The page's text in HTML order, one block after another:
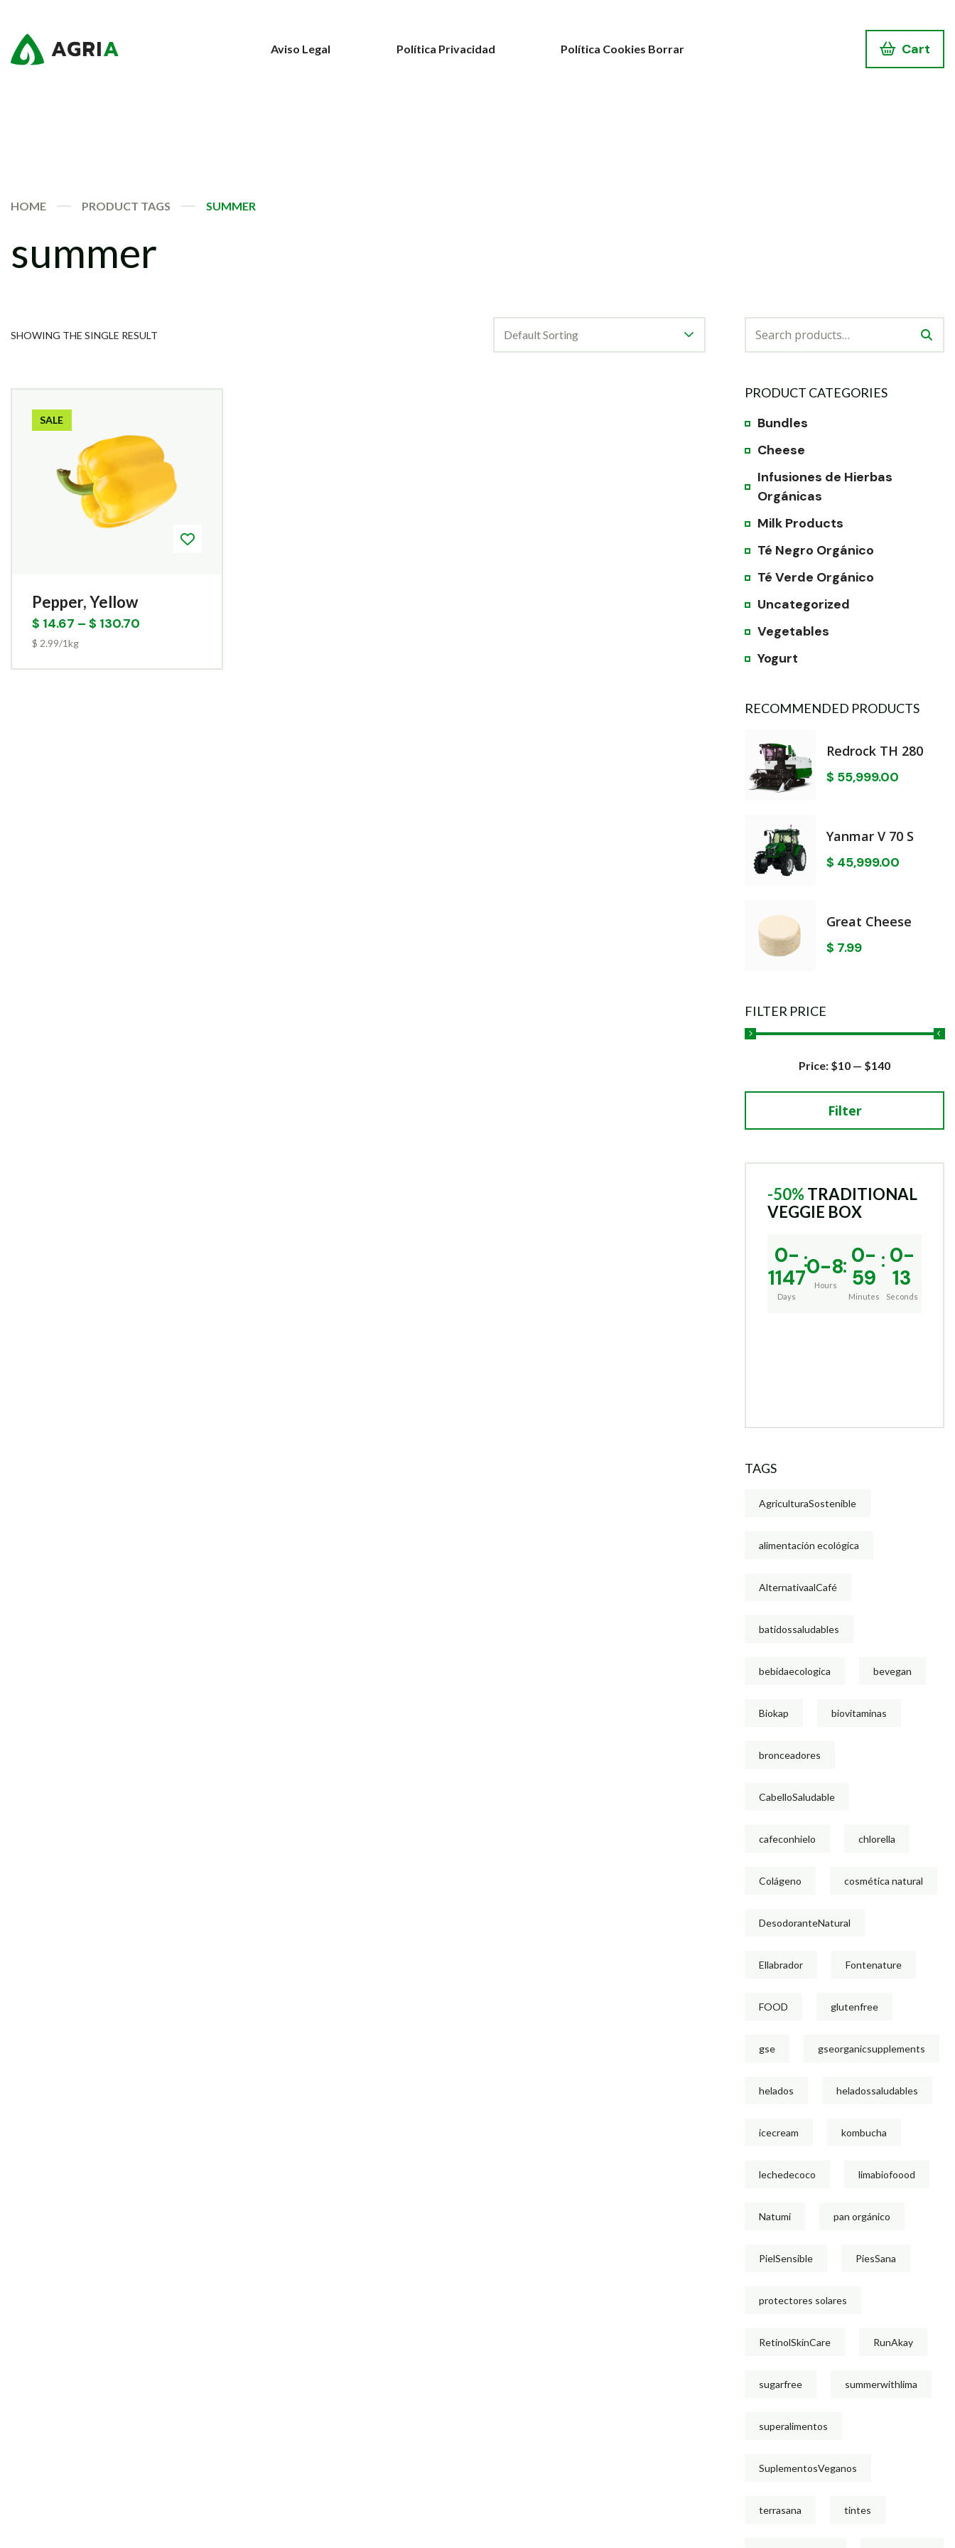
Aviso Legal Política Privacidad Política Cookies Borrar Cart
HOME PRODUCT TAGS SUMMER
summer
SHOWING THE SINGLE RESULT Default Sorting
SALE
Pepper, Yellow
$ 14.67 – $ 130.70
$ 2.99/1kg
PRODUCT CATEGORIES
Bundles
Cheese
Infusiones de Hierbas
Orgánicas
Milk Products
Té Negro Orgánico
Té Verde Orgánico
Uncategorized
Vegetables
Yogurt
RECOMMENDED PRODUCTS
Redrock TH 280
$ 55,999.00
Yanmar V 70 S
$ 45,999.00
Great Cheese
$ 7.99
FILTER PRICE
Filter
Price: $10 — $140
-50% TRADITIONAL
VEGGIE BOX
0-
1147
Days
0-8
Hours
0-
59
Minutes
0-
13
Seconds
TAGS
AgriculturaSostenible
alimentación ecológica
AlternativaalCafé
batidossaludables
bebidaecologica bevegan
Biokap biovitaminas
bronceadores
CabelloSaludable
cafeconhielo chlorella
Colágeno cosmética natural
DesodoranteNatural
Ellabrador Fontenature
FOOD glutenfree
gse gseorganicsupplements
helados heladossaludables
icecream kombucha
lechedecoco limabiofoood
Natumi pan orgánico
PielSensible PiesSana
protectores solares
RetinolSkinCare RunAkay
sugarfree summerwithlima
superalimentos
SuplementosVeganos
terrasana tintes